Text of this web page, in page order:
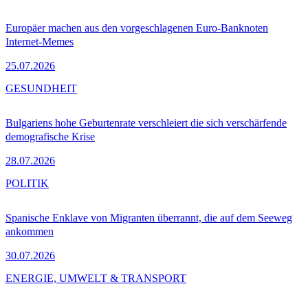
Europäer machen aus den vorgeschlagenen Euro-Banknoten
Internet-Memes
25.07.2026
Bulgariens hohe Geburtenrate verschleiert die sich verschärfende
demografische Krise
28.07.2026
GESUNDHEIT
Spanische Enklave von Migranten überrannt, die auf dem Seeweg
ankommen
30.07.2026
POLITIK
ENERGIE, UMWELT & TRANSPORT